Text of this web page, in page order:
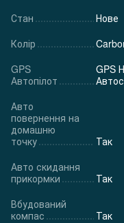
Стан
Нове
Колір
GPS
Автопілот
GPS
Авто
повернення на
домашню
точку
Так
Авто скидання
прикормки
Так
Вбудований
компас
Так